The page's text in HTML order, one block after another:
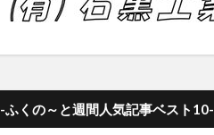
-ふくの～と週間人気記事ベスト10-